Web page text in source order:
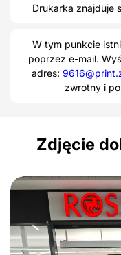
Drukarka znajduje
W tym punkcie
poprzez e-mail.
adres:
zwrotny i
Zdjęcie